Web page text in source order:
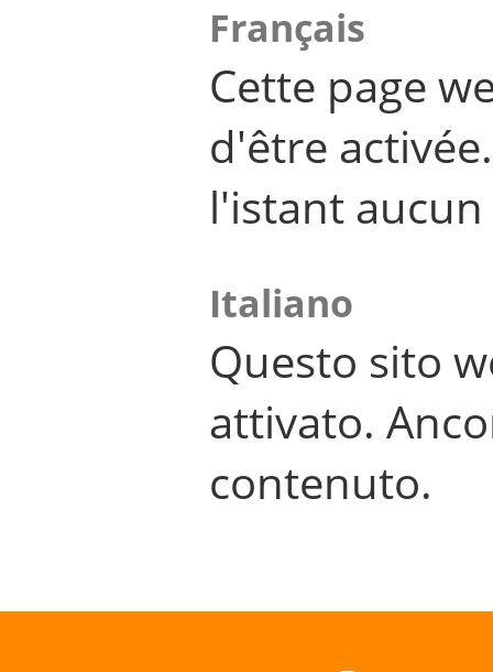
Français
Cette page
d'être
l'istant
Italiano
Questo sito
attivato.
contenuto.